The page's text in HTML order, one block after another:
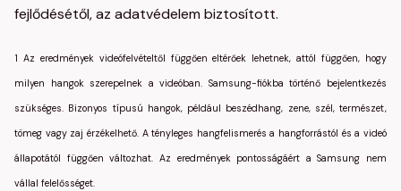
fejlődésétől, az adatvédelem biztosított.
1 Az eredmények videófelvételtől függően eltérőek lehetnek, attól függően, hogy
milyen hangok szerepelnek a videóban. Samsung-fiókba történő bejelentkezés
szükséges. Bizonyos típusú hangok, például beszédhang, zene, szél, természet,
tömeg vagy zaj érzékelhető. A tényleges hangfelismerés a hangforrástól és a videó
állapotától függően változhat. Az eredmények pontosságáért a Samsung nem
vállal felelősséget.